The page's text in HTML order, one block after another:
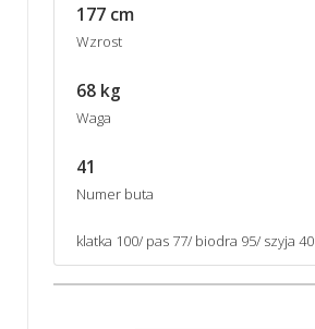
177 cm
Wzrost
68 kg
Waga
41
Numer buta
klatka 100/ pas 77/ biodra 95/ szyja 40